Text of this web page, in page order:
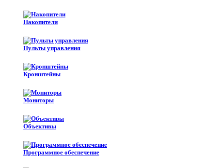
Накопители
Пульты управления
Кронштейны
Мониторы
Объективы
Программное обеспечение